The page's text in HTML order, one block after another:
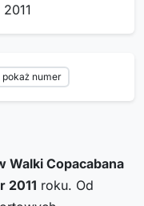
pokaż numer
Walki Copacabana
2011 roku. Od